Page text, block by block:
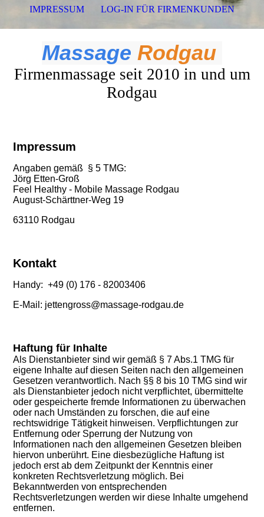
Massage Rodgau
Firmenmassage seit 2010 in und um
Rodgau
Impressum
Angaben gemäß § 5 TMG:
Jörg Etten-Groß
Feel Healthy - Mobile Massage Rodgau
August-Schärttner-Weg 19
63110 Rodgau
Kontakt
Handy: +49 (0) 176 - 82003406
E-Mail: jettengross@massage-rodgau.de
Haftung für Inhalte
Als Dienstanbieter sind wir gemäß § 7 Abs.1 TMG für
eigene Inhalte auf diesen Seiten nach den allgemeinen
Gesetzen verantwortlich. Nach §§ 8 bis 10 TMG sind wir
als Dienstanbieter jedoch nicht verpflichtet, übermittelte
oder gespeicherte fremde Informationen zu überwachen
oder nach Umständen zu forschen, die auf eine
rechtswidrige Tätigkeit hinweisen. Verpflichtungen zur
Entfernung oder Sperrung der Nutzung von
Informationen nach den allgemeinen Gesetzen bleiben
hiervon unberührt. Eine diesbezügliche Haftung ist
jedoch erst ab dem Zeitpunkt der Kenntnis einer
konkreten Rechtsverletzung möglich. Bei
Bekanntwerden von entsprechenden
Rechtsverletzungen werden wir diese Inhalte umgehend
entfernen.
IMPRESSUM LOG-IN FÜR FIRMENKUNDEN